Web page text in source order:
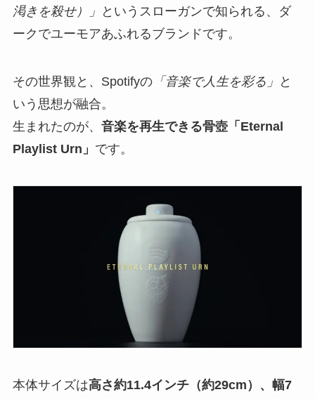
渇きを殺せ）」 というスローガンで知られる、ダ
ークでユーモアあふれるブランドです。
その世界観と、Spotifyの「音楽で人生を彩る」 と
いう思想が融合。
生まれたのが、 音楽を再生できる骨壺「Eternal
Playlist Urn」 です。
本体サイズは高さ約11.4インチ（約29cm）、幅7